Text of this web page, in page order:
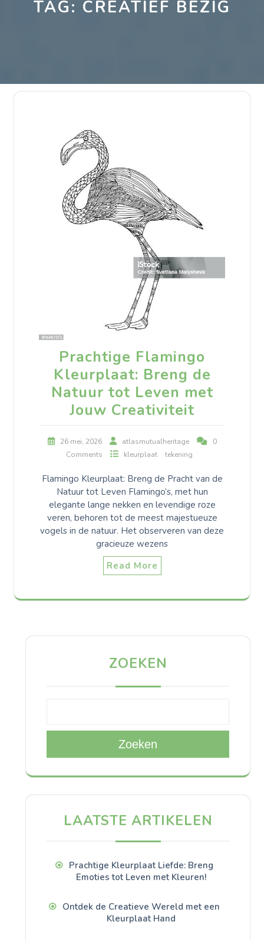
TAG: CREATIEF BEZIG
Prachtige Flamingo
Kleurplaat: Breng de
Natuur tot Leven met
Jouw Creativiteit
26 mei, 2026 atlasmutualheritage
0
Comments
kleurplaat tekening
Flamingo Kleurplaat: Breng de Pracht van de
Natuur tot Leven Flamingo’s, met hun
elegante lange nekken en levendige roze
veren, behoren tot de meest majestueuze
vogels in de natuur. Het observeren van deze
gracieuze wezens
Read More
ZOEKEN
Zoeken
LAATSTE ARTIKELEN
Prachtige Kleurplaat Liefde: Breng
Emoties tot Leven met Kleuren!
Ontdek de Creatieve Wereld met een
Kleurplaat Hand